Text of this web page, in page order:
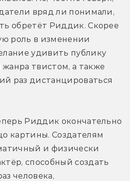
вряд ли понимали,
обретёт Риддик. Скорее
роль в изменении
удивить публику
твистом, а также
раз дистанцироваться
Риддик окончательно
картины. Создателям
и физически
способный создать
человека,